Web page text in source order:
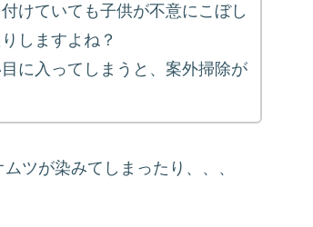
けていても子供が不意にこぼし
しますよね？
に入ってしまうと、案外掃除が
ツが染みてしまったり、、、